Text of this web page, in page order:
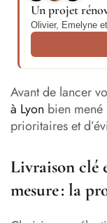
Un projet
Olivier, Emelyne
Avant de lancer
à Lyon bien mené
prioritaires et
Livraison clé
mesure : la